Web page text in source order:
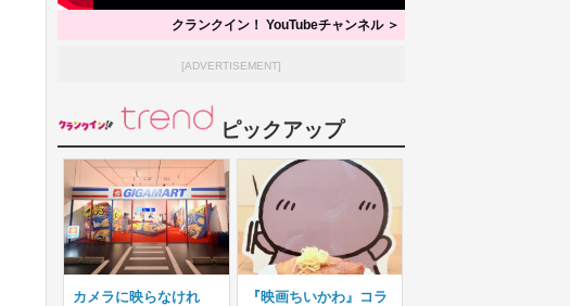
クランクイン！ YouTubeチャンネル ＞
[ADVERTISEMENT]
ピックアップ
カメラに映らなけれ
『映画ちいかわ』コラ